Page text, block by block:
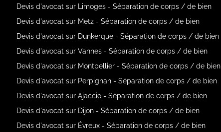
Devis d'avocat sur Limoges - Séparation de corps / de bien
Devis d'avocat sur Metz - Séparation de corps / de bien
Devis d'avocat sur Dunkerque - Séparation de corps / de bien
Devis d'avocat sur Vannes - Séparation de corps / de bien
Devis d'avocat sur Montpellier - Séparation de corps / de bien
Devis d'avocat sur Perpignan - Séparation de corps / de bien
Devis d'avocat sur Ajaccio - Séparation de corps / de bien
Devis d'avocat sur Dijon - Séparation de corps / de bien
Devis d'avocat sur Évreux - Séparation de corps / de bien